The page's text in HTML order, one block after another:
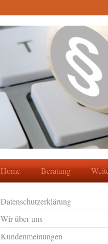
Home Beratung
Datenschutzerklärung
Wir über uns
Kundenmeinungen